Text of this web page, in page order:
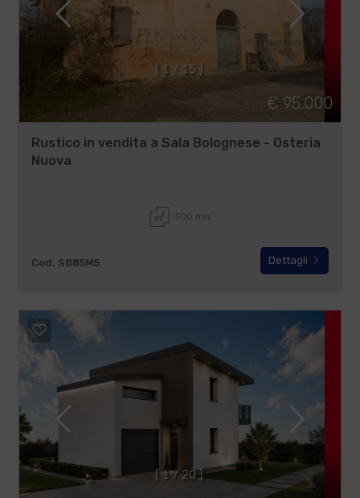
1 / 15
€ 95.000
Rustico in vendita a Sala Bolognese - Osteria
Nuova
300 mq
Cod. S885M5 Dettagli
[ 1 / 20 ]